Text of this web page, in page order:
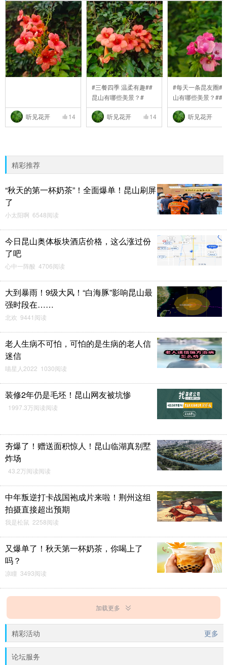
听见花开 14
#三餐四季 温柔有趣##
昆山有哪些美景？#
听见花开 14
#每天一条昆友圈
山有哪些美景？##
..
听见花开
精彩推荐
“秋天的第一杯奶茶”！全面爆单！昆山刷屏
了
小太阳啊 6548阅读
今日昆山奥体板块酒店价格，这么涨过份
了吧
心中一阵酸 4706阅读
大到暴雨！9级大风！“白海豚”影响昆山最
强时段在……
北欢 9441阅读
老人生病不可怕，可怕的是生病的老人信
迷信
喵星人2022 1030阅读
装修2年仍是毛坯！昆山网友被坑惨
1997.3万阅读阅读
夯爆了！赠送面积惊人！昆山临湖真别墅
炸场
43.2万阅读阅读
中年叛逆打卡战国袍成片来啦！荆州这组
拍摄直接超出预期
我是松鼠 2258阅读
又爆单了！秋天第一杯奶茶，你喝上了
吗？
凉瞳 3493阅读
加载更多
精彩活动 更多
论坛服务